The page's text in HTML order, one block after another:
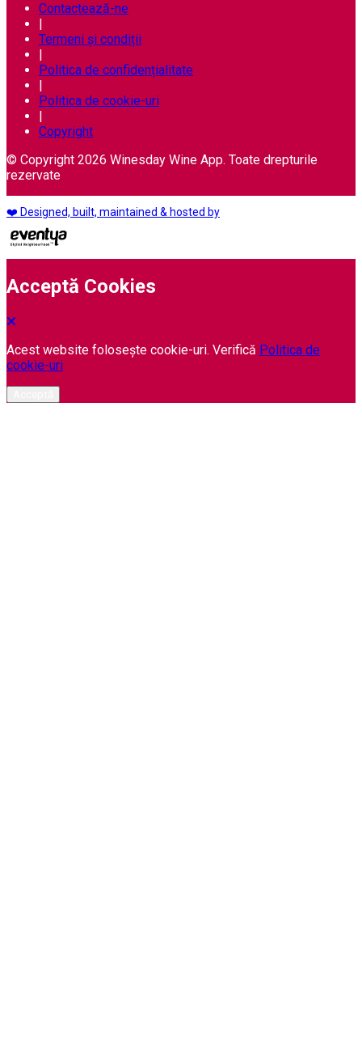
Contactează-ne
Termeni și condiții
Politica de confidențialitate
Politica de cookie-uri
Copyright
© Copyright 2026 Winesday Wine App. Toate drepturile
rezervate
❤️ Designed, built, maintained & hosted by
Acceptă Cookies
Acest website folosește cookie-uri. Verifică Politica de
cookie-uri